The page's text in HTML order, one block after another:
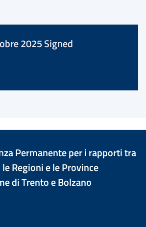
2025 Signed
Permanente per i rapporti tra
Regioni e le Province
di Trento e Bolzano